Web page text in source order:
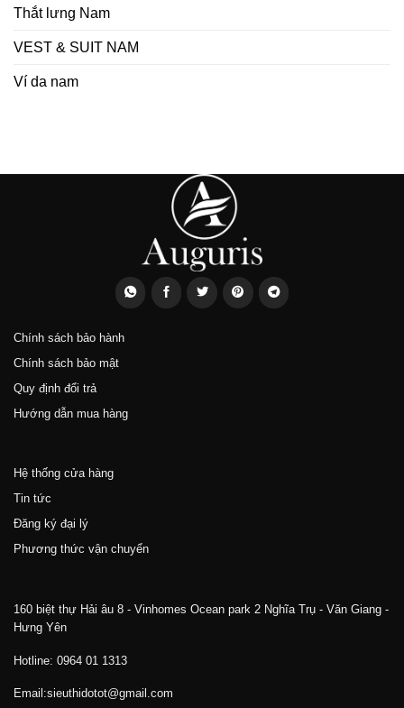
Thắt lưng Nam
VEST & SUIT NAM
Ví da nam
Chính sách bảo hành
Chính sách bảo mật
Quy định đổi trả
Hướng dẫn mua hàng
Hệ thống cửa hàng
Tin tức
Đăng ký đại lý
Phương thức vận chuyển
160 biệt thự Hải âu 8 - Vinhomes Ocean park 2 Nghĩa Trụ - Văn Giang -
Hưng Yên
Hotline: 0964 01 1313
Email:sieuthidotot@gmail.com